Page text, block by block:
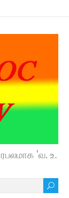
‘வ. உ.